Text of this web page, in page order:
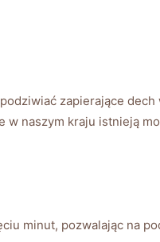
⁤zapierające
w naszym kraju ⁤istnieją‌
minut, pozwalając ‌na